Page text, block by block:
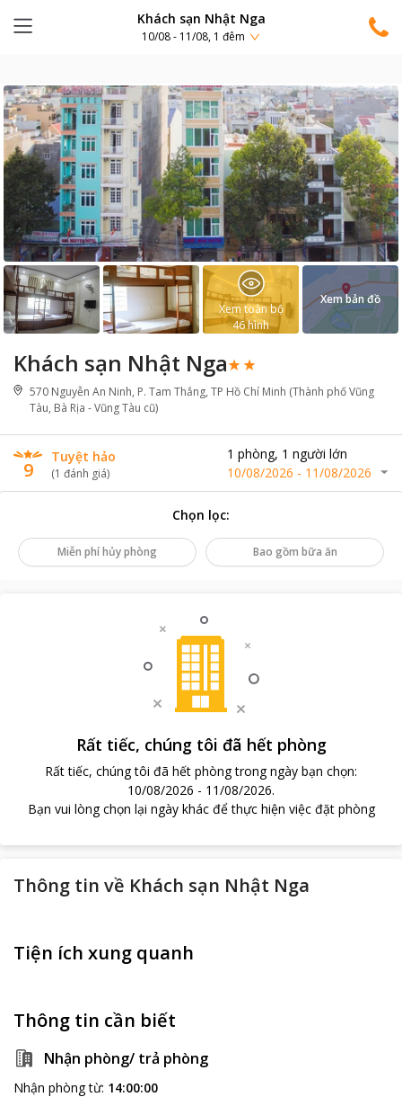
Khách sạn Nhật Nga
10/08 - 11/08, 1 đêm
Khách sạn Nhật Nga
570 Nguyễn An Ninh, P. Tam Thắng, TP Hồ Chí Minh (Thành phố Vũng
Tàu, Bà Rịa - Vũng Tàu cũ)
9
Tuyệt hảo
(1 đánh giá)
1 phòng, 1 người lớn
10/08/2026 - 11/08/2026
Xem toàn bộ
46hình
Xem bản đồ
Chọn lọc:
Miễn phí hủy phòng Bao gồm bữa ăn
Rất tiếc, chúng tôi đã hết phòng
Rất tiếc, chúng tôi đã hết phòng trong ngày bạn chọn:
10/08/2026 - 11/08/2026.
Bạn vui lòng chọn lại ngày khác để thực hiện việc đặt phòng
Thông tin về Khách sạn Nhật Nga
Tiện ích xung quanh
Thông tin cần biết
Nhận phòng/ trả phòng
Nhận phòng từ: 14:00:00